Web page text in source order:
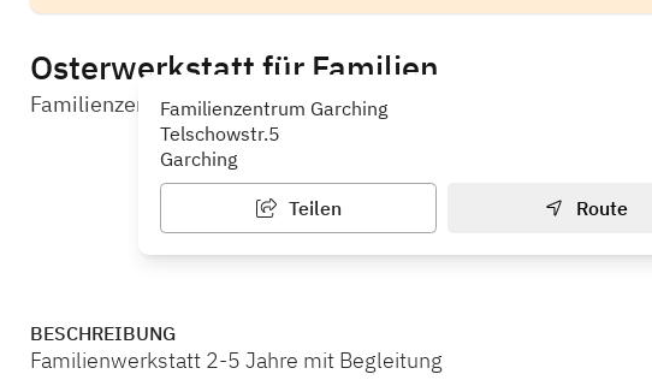
Osterwerkstatt für Familien
Familienzentrum der Nachbarschaftshilfe Garching
Familienzentrum Garching
Telschowstr.5
Garching
Teilen Route
BESCHREIBUNG
Familienwerkstatt 2-5 Jahre mit Begleitung